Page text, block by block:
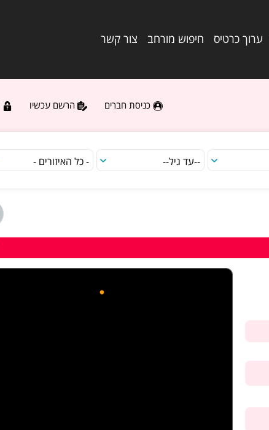
ערוך כרטיס חיפוש מורחב צור קשר
כניסת חברים הרשם עכשיו